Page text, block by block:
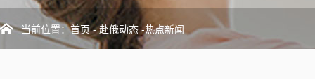
当前位置：首页-赴俄动态-热点新闻